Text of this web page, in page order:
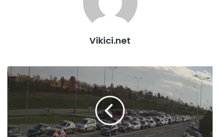
Vikici.net
Na
GP
Izačić
promet,
GP